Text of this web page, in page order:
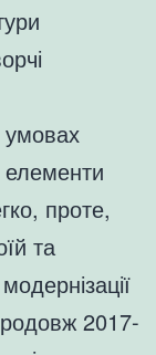
умовах
елементи
проте,
та
2017-